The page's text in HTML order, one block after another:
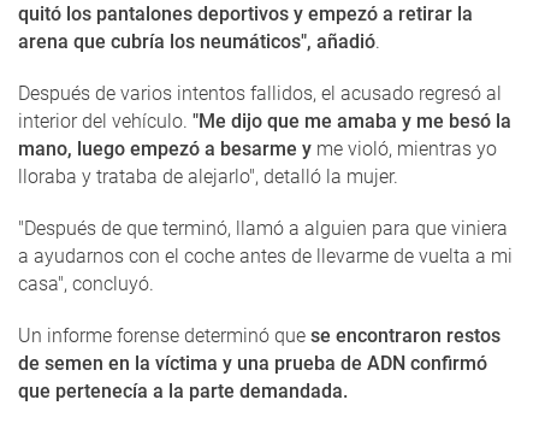
quitó los pantalones deportivos y empezó a retirar la
arena que cubría los neumáticos", añadió.
Después de varios intentos fallidos, el acusado regresó al
interior del vehículo. "Me dijo que me amaba y me besó la
mano, luego empezó a besarme y me violó, mientras yo
lloraba y trataba de alejarlo", detalló la mujer.
"Después de que terminó, llamó a alguien para que viniera
a ayudarnos con el coche antes de llevarme de vuelta a mi
casa", concluyó.
Un informe forense determinó que se encontraron restos
de semen en la víctima y una prueba de ADN confirmó
que pertenecía a la parte demandada.